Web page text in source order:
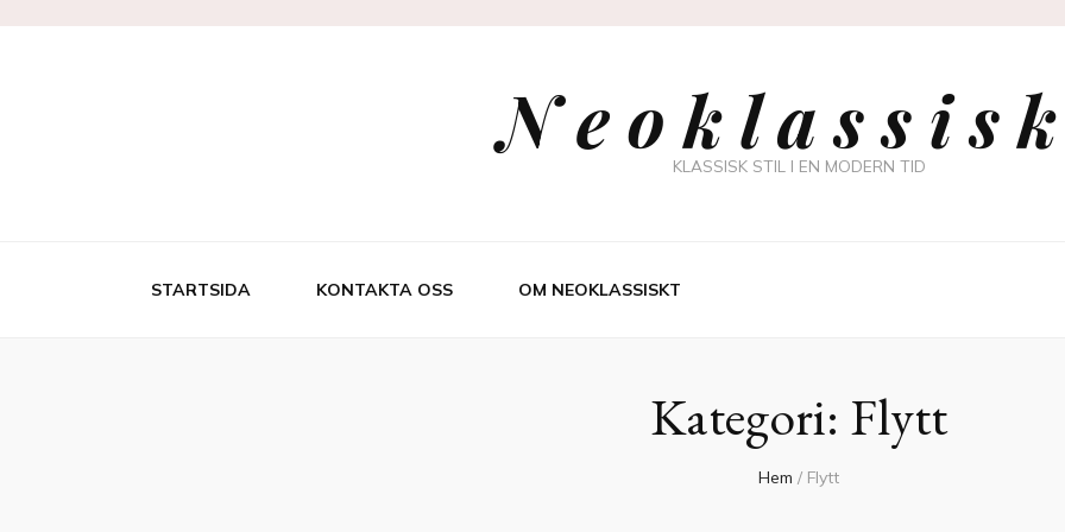
N e o k l a s s i s
KLASSISK STIL I EN MODERN TID
STARTSIDA KONTAKTA OSS OM NEOKLASSISKT
Kategori: Flytt
Hem / Flytt